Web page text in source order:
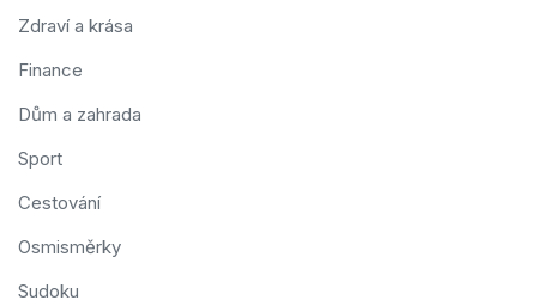
Zdraví a krása
Finance
Dům a zahrada
Sport
Cestování
Osmisměrky
Sudoku